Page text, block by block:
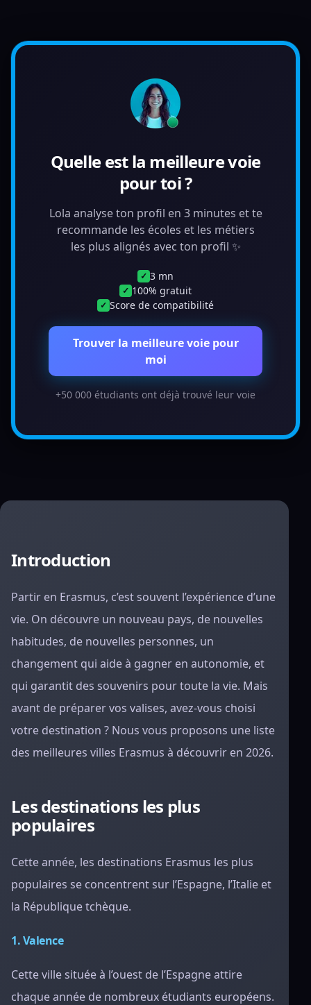
Quelle est la meilleure voie
pour toi ?
Lola analyse ton profil en 3 minutes et te
recommande les écoles et les métiers
les plus alignés avec ton profil ✨
✓ 3 mn
✓ 100% gratuit
✓ Score de compatibilité
Trouver la meilleure voie pour
moi
+50 000 étudiants ont déjà trouvé leur voie
Introduction
Partir en Erasmus, c’est souvent l’expérience d’une
vie. On découvre un nouveau pays, de nouvelles
habitudes, de nouvelles personnes, un
changement qui aide à gagner en autonomie, et
qui garantit des souvenirs pour toute la vie. Mais
avant de préparer vos valises, avez-vous choisi
votre destination ? Nous vous proposons une liste
des meilleures villes Erasmus à découvrir en 2026.
Les destinations les plus
populaires
Cette année, les destinations Erasmus les plus
populaires se concentrent sur l’Espagne, l’Italie et
la République tchèque.
1. Valence
Cette ville située à l’ouest de l’Espagne attire
chaque année de nombreux étudiants européens.